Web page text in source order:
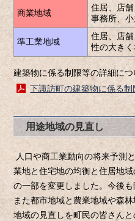
商業地域
住居、店舗
事務所、
準工業地域
住居、店
性の大き
建築物に係る制限等の詳細につ
下諏訪町の建築物に係る制
用途地域の見直し
人口や商工業動向の将来予測
業地と住宅地の均衡と住居地
の一部を変更しました。今後
また都市地域と農業地域や森
地域の見直しを町民の皆さん